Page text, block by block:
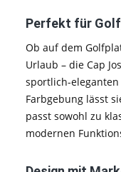
Perfekt für
Ob auf dem
Urlaub – die Cap
sportlich-
Farbgebung lässt
passt sowohl zu
modernen